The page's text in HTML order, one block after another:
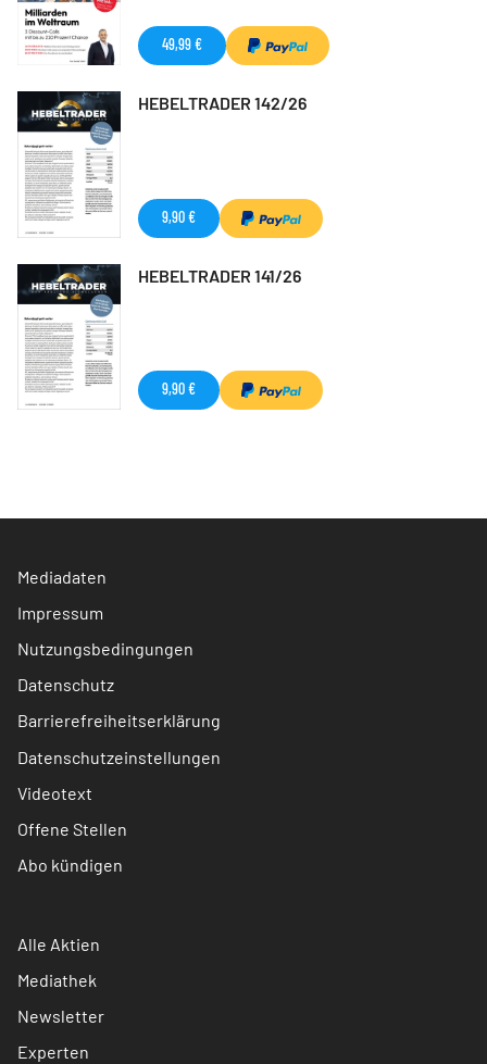
49,99 €
HEBELTRADER 142/26
9,90 €
HEBELTRADER 141/26
9,90 €
Mediadaten
Impressum
Nutzungsbedingungen
Datenschutz
Barrierefreiheitserklärung
Datenschutzeinstellungen
Videotext
Offene Stellen
Abo kündigen
Alle Aktien
Mediathek
Newsletter
Experten